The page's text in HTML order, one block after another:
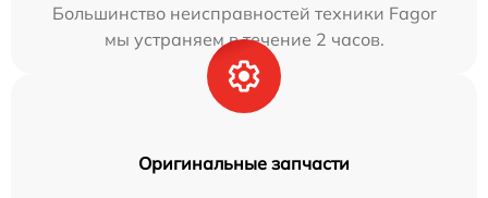
Большинство неисправностей техники Fagor
мы устраняем в течение 2 часов.
Оригинальные запчасти